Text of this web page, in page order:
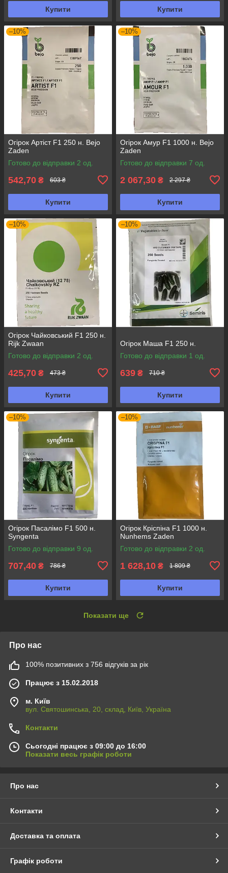
Купити Купити
–10%
Огірок Артіст F1 250 н. Bejo
Zaden
Готово до відправки 2 од.
542,70 ₴ 603 ₴
Купити
–10%
Огірок Амур F1 1000 н. Bejo
Zaden
Готово до відправки 7 од.
2 067,30 ₴ 2 297 ₴
Купити
–10%
Огірок Чайковський F1 250 н.
Rijk Zwaan
Готово до відправки 2 од.
425,70 ₴ 473 ₴
Купити
–10%
Огірок Маша F1 250 н.
Готово до відправки 1 од.
639 ₴ 710 ₴
Купити
–10%
Огірок Пасалімо F1 500 н.
Syngenta
Готово до відправки 9 од.
707,40 ₴ 786 ₴
Купити
–10%
Огірок Кріспіна F1 1000 н.
Nunhems Zaden
Готово до відправки 2 од.
1 628,10 ₴ 1 809 ₴
Купити
Показати ще
Про нас
100% позитивних з 756 відгуків за рік
Працює з 15.02.2018
м. Київ
вул. Святошинська, 20, склад, Київ, Україна
Контакти
Сьогодні працює з 09:00 до 16:00
Показати весь графік роботи
Про нас
Контакти
Доставка та оплата
Графік роботи